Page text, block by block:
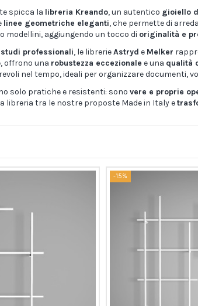
spicca la libreria Kreando, un autentico gioiello
linee geometriche eleganti, che permette di
modellini, aggiungendo un tocco di originalità e
professionali, le librerieAstryd e Melker
, offrono una robustezza eccezionale e una qualità
nel tempo, ideali per organizzare documenti,
solo pratiche e resistenti: sono vere e proprie
libreria tra le nostre proposte Made in Italy e
-15%